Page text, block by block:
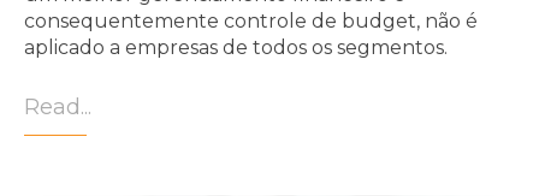
consequentemente controle de budget, não é
aplicado a empresas de todos os segmentos.
Read...